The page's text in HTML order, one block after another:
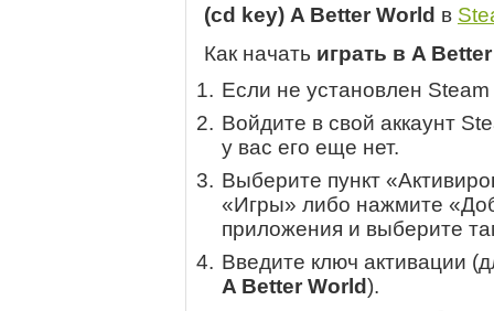
(cd key) A Better World в
Как начать играть в A
Если не установлен
Войдите в свой аккаунт
у вас его еще нет.
Выберите пункт
«Игры» либо нажмите
приложения и выберите
Введите ключ активации
A Better World).